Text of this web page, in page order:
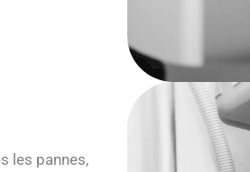
les pannes,